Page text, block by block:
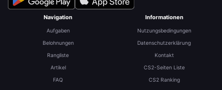
Navigation
Aufgaben
Belohnungen
Rangliste
Artikel
FAQ
Informationen
Nutzungsbedingungen
Datenschutzerklärung
Kontakt
CS2-Seiten Liste
CS2 Ranking